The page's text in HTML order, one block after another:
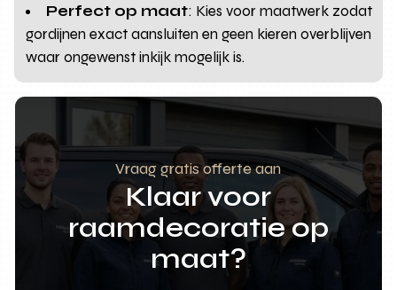
Perfect op maat: Kies voor maatwerk zodat
gordijnen exact aansluiten en geen kieren overblijven
waar ongewenst inkijk mogelijk is.
Vraag gratis offerte aan
Klaar voor
raamdecoratie op
maat?